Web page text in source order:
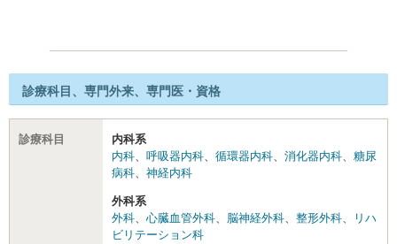
診療科目、専門外来、専門医・資格
診療科目
内科系
内科
呼吸器内科 循環器内科 消化器内科
糖尿
病科
神経内科
外科系
外科
心臓血管外科 脳神経外科 整形外科
リハ
ビリテーション科